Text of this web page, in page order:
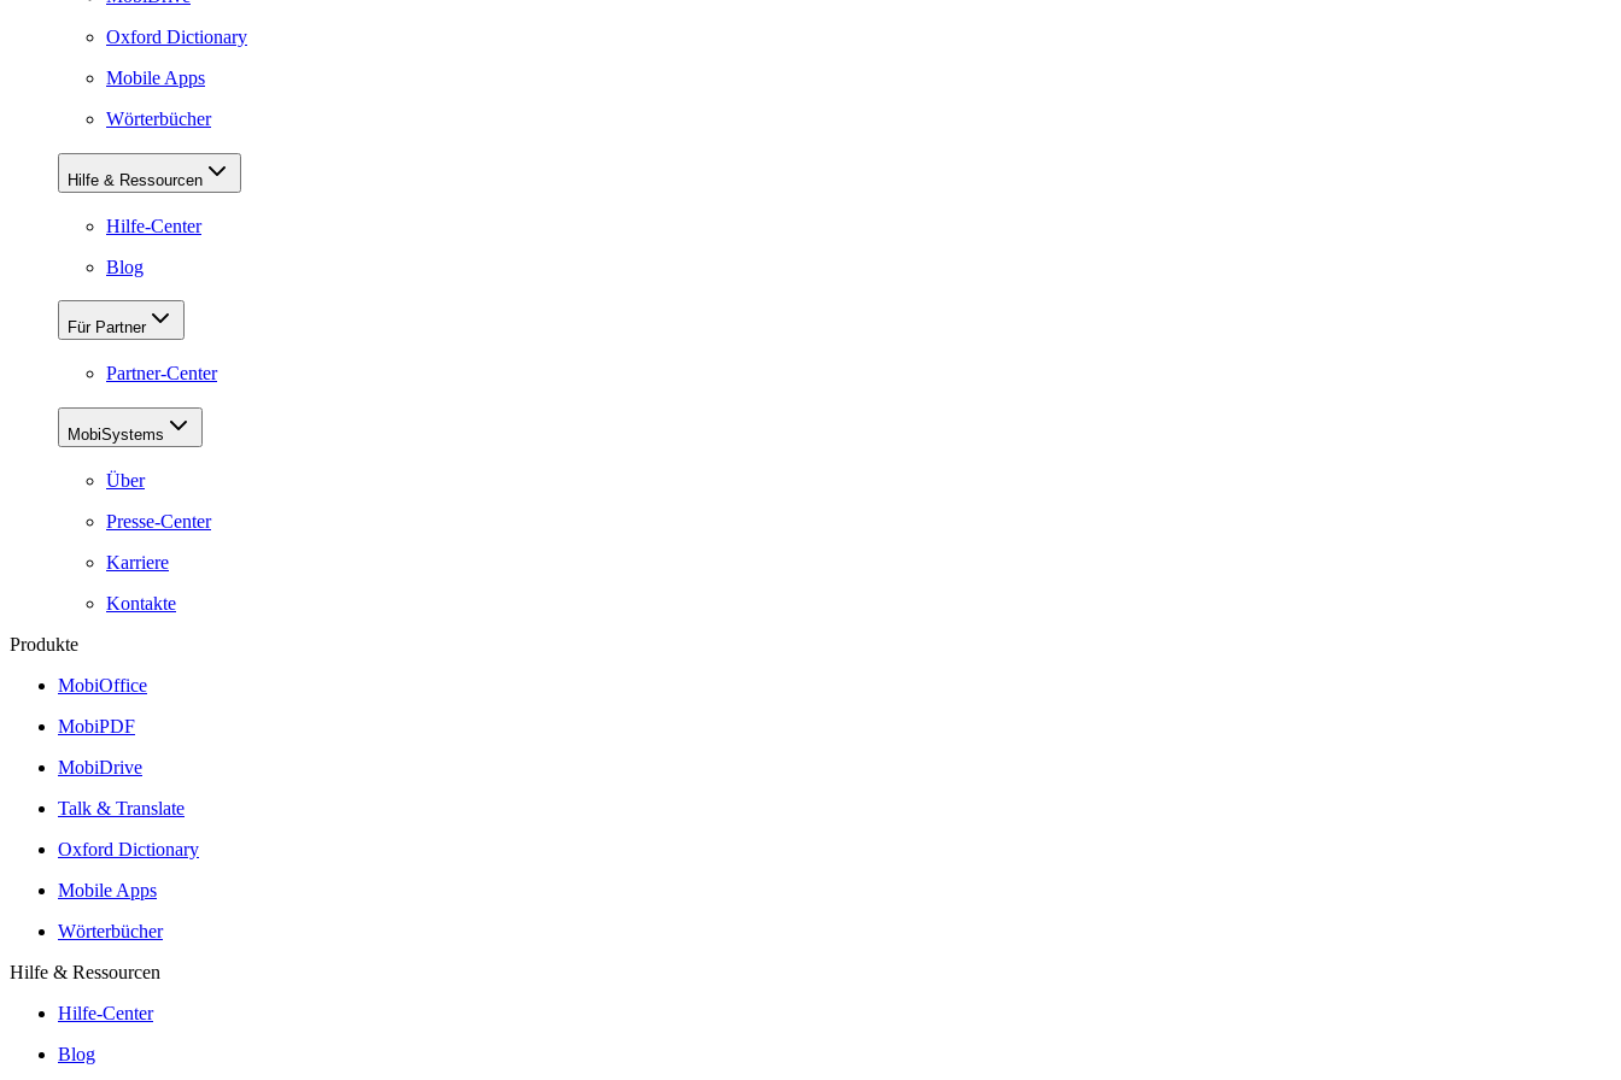
Oxford Dictionary
Mobile Apps
Wörterbücher
Hilfe & Ressourcen
Hilfe-Center
Blog
Für Partner
Partner-Center
MobiSystems
Über
Presse-Center
Karriere
Kontakte
Produkte
MobiOffice
MobiPDF
MobiDrive
Talk & Translate
Oxford Dictionary
Mobile Apps
Wörterbücher
Hilfe & Ressourcen
Hilfe-Center
Blog